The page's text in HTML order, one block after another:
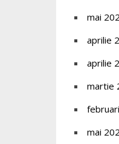
mai
aprilie
aprilie
martie
mai